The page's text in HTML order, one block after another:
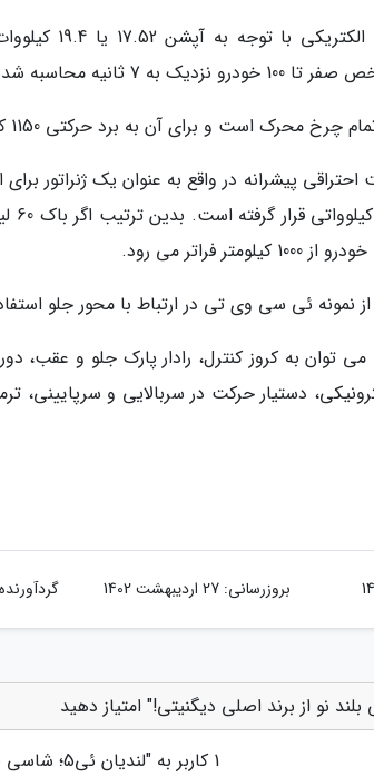
ثانیه محاسبه شده است.
محرک است و برای آن به برد حرکتی 1150 کیلومتر اشاره شده است.
پیشرانه در واقع به عنوان یک ژنراتور
فراتر می رود.
نمونه ئی سی وی تی در ارتباط با محور جلو
می توان به کروز کنترل، رادار پارک جلو و عقب،
دستیار حرکت در سربالایی و سرپایینی،
بروزرسانی: 27 اردیبهشت 1402
1 کاربر به "لندیان ئی5؛ شاسی بلند نو از برند اصلی دیگنیتی!